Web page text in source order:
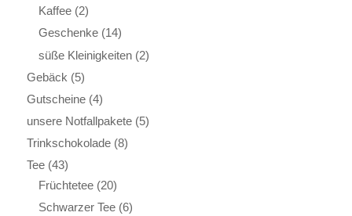
Kaffee (2)
Geschenke (14)
süße Kleinigkeiten (2)
Gebäck (5)
Gutscheine (4)
unsere Notfallpakete (5)
Trinkschokolade (8)
Tee (43)
Früchtetee (20)
Schwarzer Tee (6)